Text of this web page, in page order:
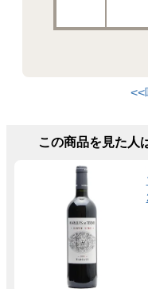
<<
この商品を見た人